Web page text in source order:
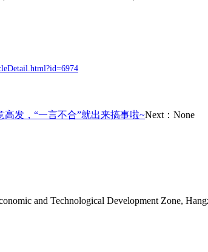
发，“一言不合”就出来搞事啦~Next：None
and Technological Development Zone,